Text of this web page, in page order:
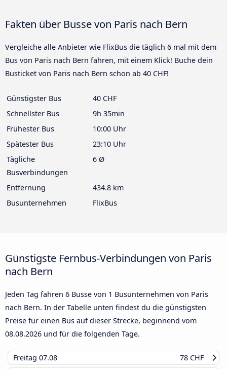
Fakten über Busse von Paris nach Bern
Vergleiche alle Anbieter wie FlixBus die täglich 6 mal mit dem
Bus von Paris nach Bern fahren, mit einem Klick! Buche dein
Busticket von Paris nach Bern schon ab 40 CHF!
Günstigster Bus
40 CHF
Schnellster Bus
9h 35min
Frühester Bus
10:00 Uhr
Spätester Bus
23:10 Uhr
Tägliche
Busverbindungen
6 Ø
Entfernung
434.8 km
Busunternehmen
FlixBus
Günstigste Fernbus-Verbindungen von Paris
nach Bern
Jeden Tag fahren 6 Busse von 1 Busunternehmen von Paris
nach Bern. In der Tabelle unten findest du die günstigsten
Preise für einen Bus auf dieser Strecke, beginnend vom
08.08.2026 und für die folgenden Tage.
Freitag 07.08
78 CHF